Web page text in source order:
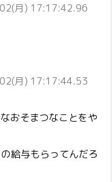
月) 17:17:42.96
月) 17:17:44.53
おそまつなことをや
給与もらってんだろ